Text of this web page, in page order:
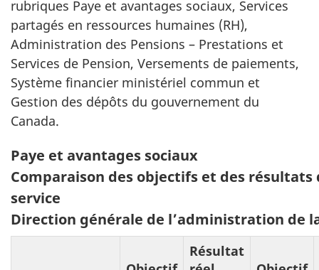
rubriques Paye et avantages sociaux, Services
partagés en ressources humaines (RH),
Administration des Pensions – Prestations et
Services de Pension, Versements de paiements,
Système financier ministériel commun et
Gestion des dépôts du gouvernement du
Canada.
Tableau
4:
Paye et avantages sociaux
Comparaison des objectifs et des résultats
service
Direction générale de l’administration de
Résultat